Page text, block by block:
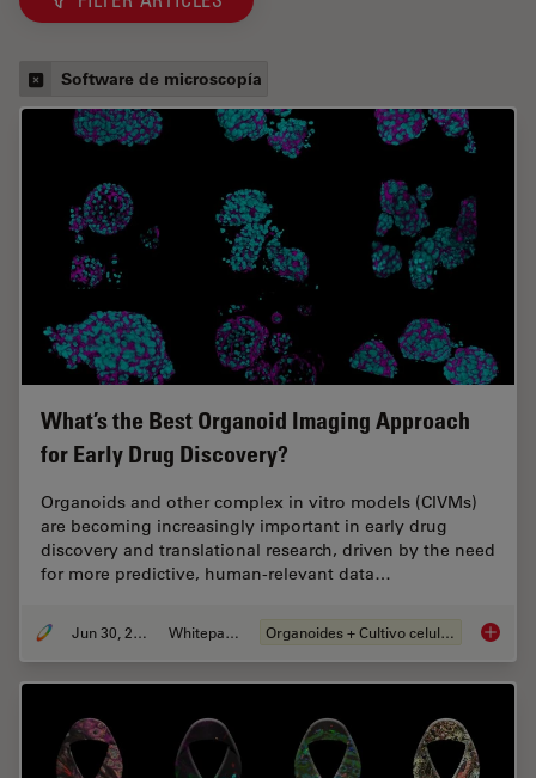
Software de microscopía
What’s the Best Organoid Imaging Approach
for Early Drug Discovery?
Organoids and other complex in vitro models (CIVMs)
are becoming increasingly important in early drug
discovery and translational research, driven by the need
for more predictive, human-relevant data…
Jun 30, 2026 Whitepaper Organoides + Cultivo celular 3D